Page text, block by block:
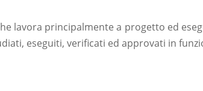
lavora principalmente a progetto ed
eseguiti, verificati ed approvati in
commerciale e